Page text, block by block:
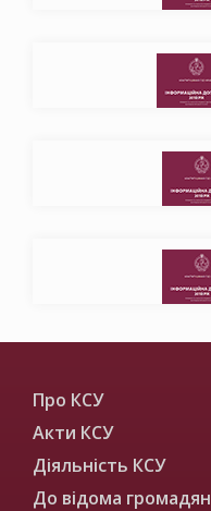
Про КСУ
Акти КСУ
Діяльність КСУ
До відома громадян